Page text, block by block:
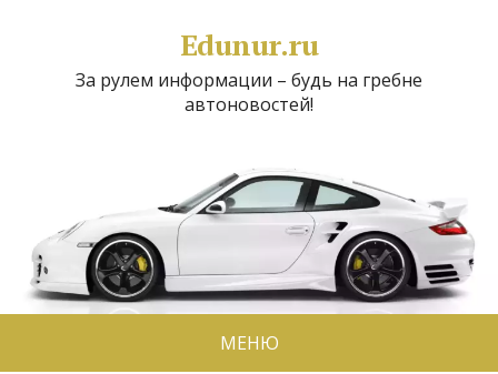
Edunur.ru
За рулем информации – будь на гребне
автоновостей!
МЕНЮ